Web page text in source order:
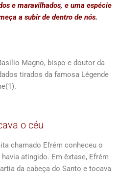
e maravilhados, e uma espécie
a subir de dentro de nós.
Magno, bispo e doutor da
tirados da famosa Légende
o céu
chamado Efrém conheceu o
atingido. Em êxtase, Efrém
da cabeça do Santo e tocava